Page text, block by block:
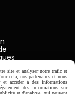
site et analyser notre trafic et
cela, nos partenaires et nous
accéder à des informations
des informations sur